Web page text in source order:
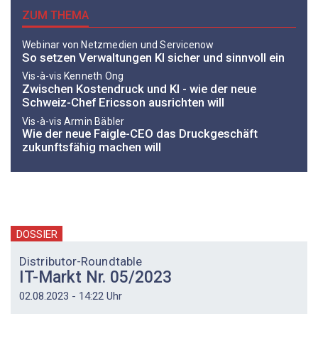
ZUM THEMA
Webinar von Netzmedien und Servicenow
So setzen Verwaltungen KI sicher und sinnvoll ein
Vis-à-vis Kenneth Ong
Zwischen Kostendruck und KI - wie der neue
Schweiz-Chef Ericsson ausrichten will
Vis-à-vis Armin Bäbler
Wie der neue Faigle-CEO das Druckgeschäft
zukunftsfähig machen will
DOSSIER
Distributor-Roundtable
IT-Markt Nr. 05/2023
02.08.2023 - 14:22 Uhr